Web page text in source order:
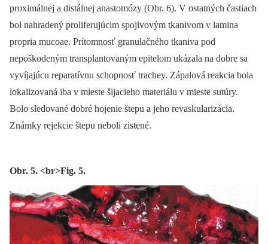
proximálnej a distálnej anastomózy (Obr. 6). V ostatných častiach
bol nahradený proliferujúcim spojivovým tkanivom v lamina
propria mucoae. Prítomnosť granulačného tkaniva pod
nepoškodeným transplantovaným epitelom ukázala na dobre sa
vyvíjajúcu reparatívnu schopnosť trachey. Zápalová reakcia bola
lokalizovaná iba v mieste šijacieho materiálu v mieste sutúry.
Bolo sledované dobré hojenie štepu a jeho revaskularizácia.
Známky rejekcie štepu neboli zistené.
Obr. 5. <br>Fig. 5.